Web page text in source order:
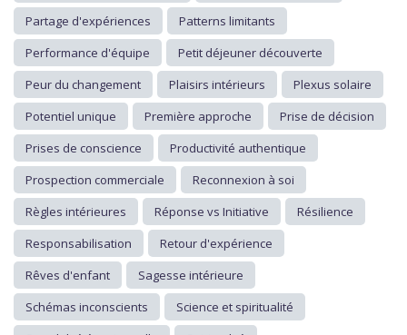
Partage d'expériences
Patterns limitants
Performance d'équipe
Petit déjeuner découverte
Peur du changement
Plaisirs intérieurs
Plexus solaire
Potentiel unique
Première approche
Prise de décision
Prises de conscience
Productivité authentique
Prospection commerciale
Reconnexion à soi
Règles intérieures
Réponse vs Initiative
Résilience
Responsabilisation
Retour d'expérience
Rêves d'enfant
Sagesse intérieure
Schémas inconscients
Science et spiritualité